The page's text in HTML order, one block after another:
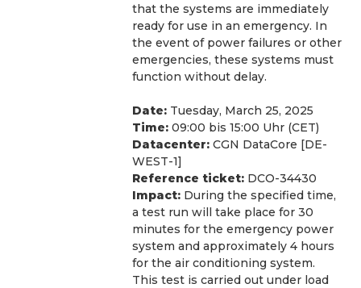
that the systems are immediately
ready for use in an emergency. In
the event of power failures or other
emergencies, these systems must
function without delay.
Date: Tuesday, March 25, 2025
Time: 09:00 bis 15:00 Uhr (CET)
Datacenter: CGN DataCore [DE-
WEST-1]
Reference ticket: DCO-34430
Impact: During the specified time,
a test run will take place for 30
minutes for the emergency power
system and approximately 4 hours
for the air conditioning system.
This test is carried out under load